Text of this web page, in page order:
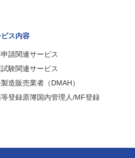
ス内容
請関連サービス
験関連サービス
造販売業者（DMAH）
等登録原簿国内管理人/MF登録